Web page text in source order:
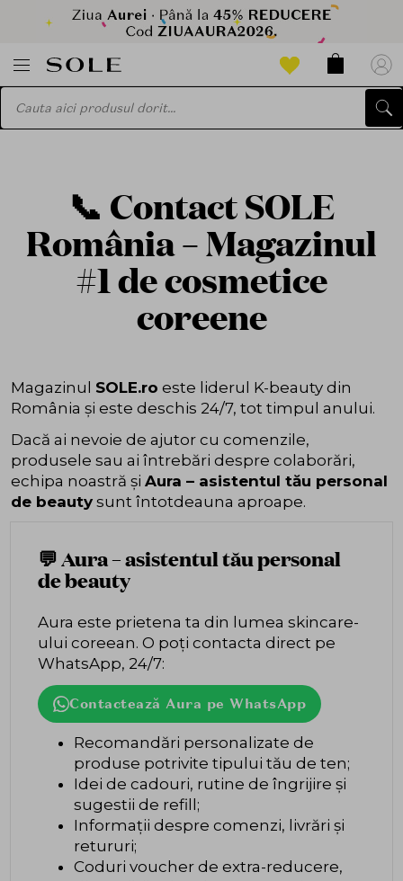
📞 Contact SOLE
România – Magazinul
#1 de cosmetice
coreene
Magazinul SOLE.ro este liderul K-beauty din
România și este deschis 24/7, tot timpul anului.
Dacă ai nevoie de ajutor cu comenzile,
produsele sau ai întrebări despre colaborări,
echipa noastră și Aura – asistentul tău personal
de beauty sunt întotdeauna aproape.
💬 Aura – asistentul tău personal
de beauty
Aura este prietena ta din lumea skincare-
ului coreean. O poți contacta direct pe
WhatsApp, 24/7:
Contactează Aura pe WhatsApp
Recomandări personalizate de
produse potrivite tipului tău de ten;
Idei de cadouri, rutine de îngrijire și
sugestii de refill;
Informații despre comenzi, livrări și
retururi;
Coduri voucher de extra-reducere,